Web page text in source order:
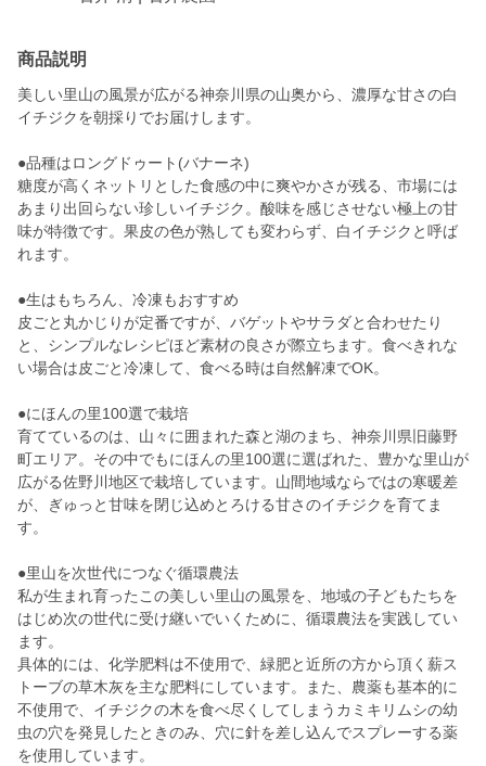
商品説明
美しい里山の風景が広がる神奈川県の山奥から、濃厚な甘さの白
イチジクを朝採りでお届けします。
●品種はロングドゥート(バナーネ)
糖度が高くネットリとした食感の中に爽やかさが残る、市場には
あまり出回らない珍しいイチジク。酸味を感じさせない極上の甘
味が特徴です。果皮の色が熟しても変わらず、白イチジクと呼ば
れます。
●生はもちろん、冷凍もおすすめ
皮ごと丸かじりが定番ですが、バゲットやサラダと合わせたり
と、シンプルなレシピほど素材の良さが際立ちます。食べきれな
い場合は皮ごと冷凍して、食べる時は自然解凍でOK。
●にほんの里100選で栽培
育てているのは、山々に囲まれた森と湖のまち、神奈川県旧藤野
町エリア。その中でもにほんの里100選に選ばれた、豊かな里山が
広がる佐野川地区で栽培しています。山間地域ならではの寒暖差
が、ぎゅっと甘味を閉じ込めとろける甘さのイチジクを育てま
す。
●里山を次世代につなぐ循環農法
私が生まれ育ったこの美しい里山の風景を、地域の子どもたちを
はじめ次の世代に受け継いでいくために、循環農法を実践してい
ます。
具体的には、化学肥料は不使用で、緑肥と近所の方から頂く薪ス
トーブの草木灰を主な肥料にしています。また、農薬も基本的に
不使用で、イチジクの木を食べ尽くしてしまうカミキリムシの幼
虫の穴を発見したときのみ、穴に針を差し込んでスプレーする薬
を使用しています。